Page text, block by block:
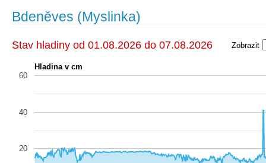
Bdeněves (Myslinka)
Stav hladiny od 01.08.2026 do 07.08.2026 Zobrazit
Hladina v cm
20
40
60